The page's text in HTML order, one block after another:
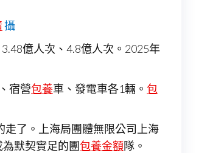
攝
億人次、4.8億人次。2025年
宿營包養車、發電車各1輛。 包
了。上海局團體無限公司上海
默契實足的團包養金額隊。